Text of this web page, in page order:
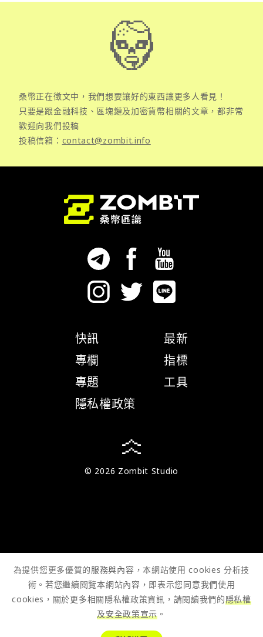
桑幣正在徵文中，我們想要讓好的東西讓更多人看見！
只要是跟金融科技、區塊鏈及加密貨幣相關的文章，都非常
歡迎向我們投稿
投稿信箱： contact@zombit.info
快訊
專欄
專題
隱私權政策
最新
指標
工具
© 2026 Zombit Studio
為提供您更多優質的服務與內容，本網站使用 cookies 分析技
術。若您繼續閱覽本網站內容，即表示您同意我們使用
cookies，關於更多相關隱私權政策資訊，請閱讀我們的隱私權
及安全政策宣示 。